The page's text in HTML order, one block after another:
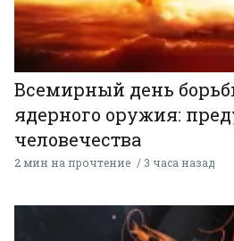
Всемирный день
ядерного оружия:
человечества
2 мин на прочтение 3 часа назад